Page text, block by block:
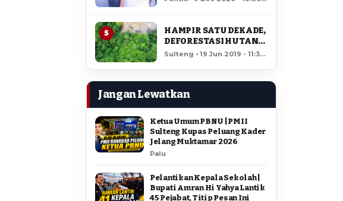
5
HAMPIR SATU DEKADE,
DEFORESTASI HUTAN
LORE LINDU MENCAPAI
Sulteng • 19 Jun 2019 - 11:34
Jangan Lewatkan
Ketua Umum PBNU | PMII
Sulteng Kupas Peluang Kader
Jelang Muktamar 2026
Palu
Pelantikan Kepala Sekolah |
Bupati Amran Hi Yahya Lantik
45 Pejabat, Titip Pesan Ini